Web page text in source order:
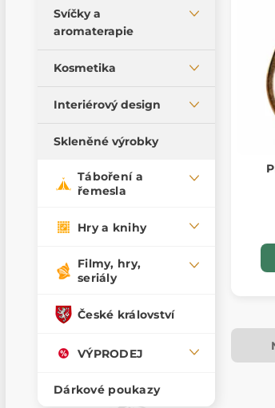
Tarotové karty
Výrobky z nerostů
Meteority
Tromlované kameny
Svíčky a
aromaterapie
Svíčky
Kosmetika
Mýdla
Interiérový design
Nábytek - design
Skleněné výrobky
Táboření a
řemesla
Hry a knihy
Filmy, hry,
seriály
České království
VÝPRODEJ
Dárkové poukazy